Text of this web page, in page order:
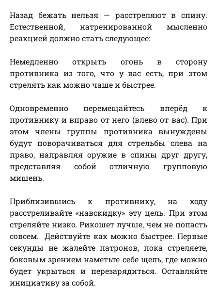
Назад бежать нельзя — расстреляют в спину.
Естественной, натренированной мысленно
реакцией должно стать следующее:
Немедленно открыть огонь в сторону
противника из того, что у вас есть, при этом
стрелять как можно чаше и быстрее.
Одновременно перемещайтесь вперёд к
противнику и вправо от него (влево от вас). При
этом члены группы противника вынуждены
будут поворачиваться для стрельбы слева на
право, направляя оружие в спины друг другу,
представляя собой отличную групповую
мишень.
Приблизившись к противнику, на ходу
расстреливайте «навскидку» эту цель. При этом
стреляйте низко. Рикошет лучше, чем не попасть
совсем. Действуйте как можно быстрее. Первые
секунды не жалейте патронов, пока стреляете,
боковым зрением наметьте себе щель, где можно
будет укрыться и перезарядиться. Оставляйте
инициативу за собой.